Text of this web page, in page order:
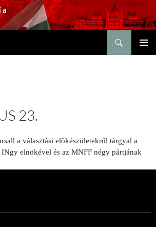
23.
a választási előkészületekről tárgyal a
elnökével és az MNFF négy pártjának